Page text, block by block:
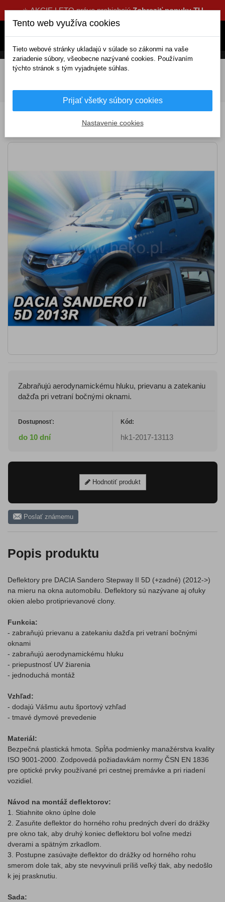
☀️ AKCIE LETO práve prebiehajúZobraziť ponuku TU
DOMOV Exteriérové doplnky
2012)
(+zadné) (od 2012)
Zabraňujú aerodynamickému hluku, prievanu a zatekaniu
dažďa pri vetraní bočnými oknami.
Dostupnosť:
do 10 dní
Kód:
hk1-2017-13113
Hodnotiť produkt
Poslať známemu
Popis produktu
Deflektory pre DACIA Sandero Stepway II 5D (+zadné) (2012->)
na mieru na okna automobilu. Deflektory sú nazývane aj ofuky
okien alebo protiprievanové clony.
Funkcia:
- zabraňujú prievanu a zatekaniu dažďa pri vetraní bočnými
oknami
- zabraňujú aerodynamickému hluku
- priepustnosť UV žiarenia
- jednoduchá montáž
Vzhľad:
- dodajú Vášmu autu športový vzhľad
- tmavé dymové prevedenie
Materiál:
Bezpečná plastická hmota. Spĺňa podmienky manažérstva kvality
ISO 9001-2000. Zodpovedá požiadavkám normy ČSN EN 1836
pre optické prvky používané pri cestnej premávke a pri riadení
vozidiel.
Návod na montáž deflektorov:
1. Stiahnite okno úplne dole
2. Zasuňte deflektor do horného rohu predných dverí do drážky
pre okno tak, aby druhý koniec deflektoru bol voľne medzi
dverami a spätným zrkadlom.
3. Postupne zasúvajte deflektor do drážky od horného rohu
smerom dole tak, aby ste nevyvinuli príliš veľký tlak, aby nedošlo
k jej prasknutiu.
Sada:
Tento web využíva cookies
Tieto webové stránky ukladajú v súlade so zákonmi na vaše
zariadenie súbory, všeobecne nazývané cookies. Používaním
týchto stránok s tým vyjadrujete súhlas.
Prijať všetky súbory cookies
Nastavenie cookies